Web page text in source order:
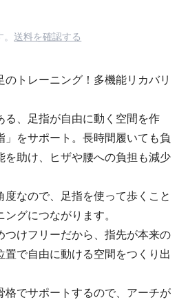
送料を確認する
トレーニング！多機能リカバリ
、足指が自由に動く空間を作
」をサポート。長時間履いても負
を助け、ヒザや腰への負担も減少
なので、足指を使って歩くこと
グにつながります。
けフリーだから、指先が本来の
置で自由に動ける空間をつくり出
でサポートするので、アーチが